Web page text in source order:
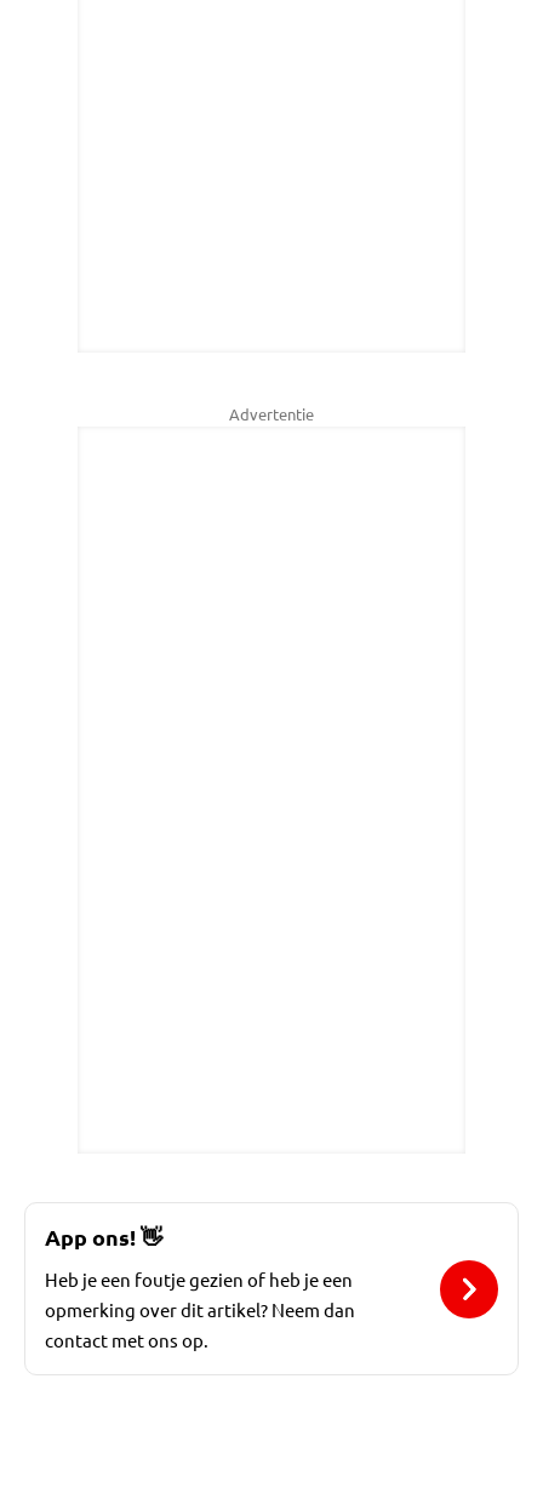
Advertentie
App ons!👋
Heb je een foutje gezien of heb je een
opmerking over dit artikel? Neem dan
contact met ons op.